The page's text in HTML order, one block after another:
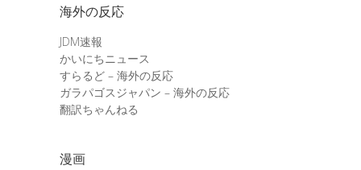
海外の反応
JDM速報
かいにちニュース
すらるど – 海外の反応
ガラパゴスジャパン – 海外の反応
翻訳ちゃんねる
漫画